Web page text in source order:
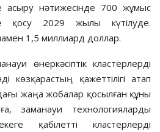
асыру нәтижесінде 700 жұмыс
қосу 2029 жылы күтілуде.
1,5 миллиард доллар.
өнеркәсіптік кластерлерді
көзқарастың қажеттілігі атап
жаңа жобалар қосылған құны
заманауи технологияларды
қабілетті кластерлерді